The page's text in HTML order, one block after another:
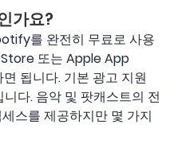
가요?
를 완전히 무료로 사용
또는 Apple App
됩니다. 기본 광고 지원
다. 음악 및 팟캐스트의 전
스를 제공하지만 몇 가지